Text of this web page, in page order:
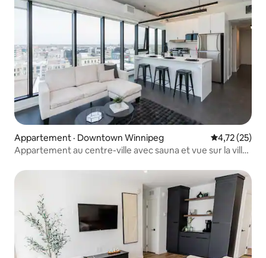
Appartement · Downtown Winnipeg Note
4,72 (25)
Appartement au centre-ville avec sauna et vue sur la ville